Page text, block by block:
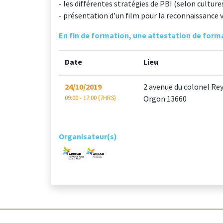
- les différentes stratégies de PBI (selon
- présentation d’un film pour la
En fin de formation, une attestation de
Date Lieu
24/10/2019
09:00 - 17:00 (7HRS)
2 avenue du colonel
Orgon 13660
Organisateur(s)